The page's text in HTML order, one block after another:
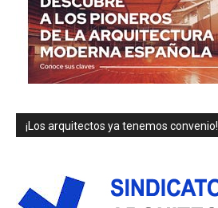
¡Los arquitectos ya tenemos convenio!